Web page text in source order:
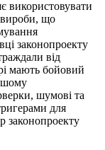
використовувати
вироби, що
законопроекту
від
мають бойовий
шумові та
для
законопроекту